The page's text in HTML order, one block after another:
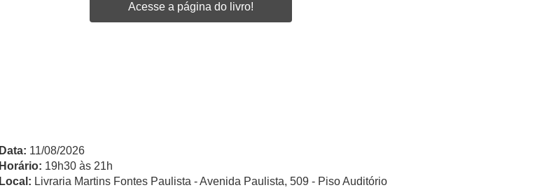
Acesse a página do livro!
Data: 11/08/2026
Horário: 19h30 às 21h
Local: Livraria Martins Fontes Paulista - Avenida Paulista, 509 - Piso Auditório